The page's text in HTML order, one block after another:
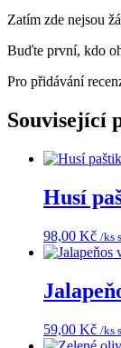
Zatím zde nejsou
Buďte první, kdo
Pro přidávání
Související
Husí
98,00 Kč /ks
59,00 Kč /ks